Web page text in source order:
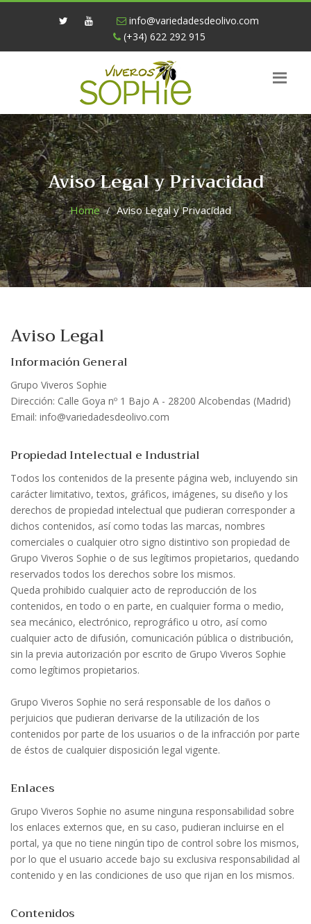
info@variedadesdeolivo.com
(+34) 622 292 915
Aviso Legal y Privacidad
Home Aviso Legal y Privacidad
Aviso Legal
Información General
Grupo Viveros Sophie
Dirección: Calle Goya nº 1 Bajo A - 28200 Alcobendas (Madrid)
Email: info@variedadesdeolivo.com
Propiedad Intelectual e Industrial
Todos los contenidos de la presente página web, incluyendo sin
carácter limitativo, textos, gráficos, imágenes, su diseño y los
derechos de propiedad intelectual que pudieran corresponder a
dichos contenidos, así como todas las marcas, nombres
comerciales o cualquier otro signo distintivo son propiedad de
Grupo Viveros Sophie o de sus legítimos propietarios, quedando
reservados todos los derechos sobre los mismos.
Queda prohibido cualquier acto de reproducción de los
contenidos, en todo o en parte, en cualquier forma o medio,
sea mecánico, electrónico, reprográfico u otro, así como
cualquier acto de difusión, comunicación pública o distribución,
sin la previa autorización por escrito de Grupo Viveros Sophie
como legítimos propietarios.
Grupo Viveros Sophie no será responsable de los daños o
perjuicios que pudieran derivarse de la utilización de los
contenidos por parte de los usuarios o de la infracción por parte
de éstos de cualquier disposición legal vigente.
Enlaces
Grupo Viveros Sophie no asume ninguna responsabilidad sobre
los enlaces externos que, en su caso, pudieran incluirse en el
portal, ya que no tiene ningún tipo de control sobre los mismos,
por lo que el usuario accede bajo su exclusiva responsabilidad al
contenido y en las condiciones de uso que rijan en los mismos.
Contenidos